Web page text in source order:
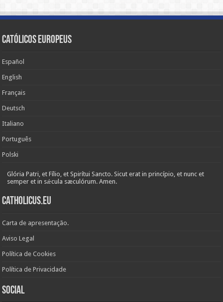
Católicos Europeus
Español
English
Français
Deutsch
Italiano
Português
Polski
Glória Patri, et Fílio, et Spirítui Sancto. Sicut erat in princípio, et nunc et
semper et in sǽcula sæculórum. Amen.
Catholicus.eu
Carta de apresentação.
Aviso Legal
Política de Cookies
Política de Privacidade
Social